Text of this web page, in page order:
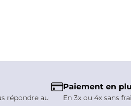
répondre au
Paiement en
En 3x ou 4x sans